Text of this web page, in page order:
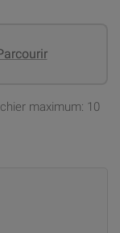
maximum: 10